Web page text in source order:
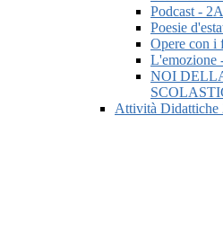
Podcast -
Poesie
Opere con i
L'emozione
NOI
Attività Didattiche